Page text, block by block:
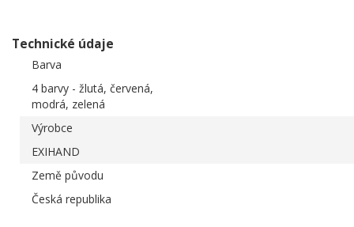
Technické údaje
Barva
4 barvy - žlutá, červená,
modrá, zelená
Výrobce
EXIHAND
Země původu
Česká republika